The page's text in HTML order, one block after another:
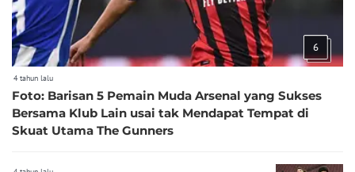
6
4 tahun lalu
Foto: Barisan 5 Pemain Muda Arsenal yang Sukses
Bersama Klub Lain usai tak Mendapat Tempat di
Skuat Utama The Gunners